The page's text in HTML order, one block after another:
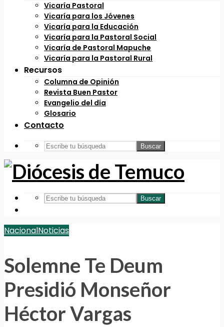
Vicaría Pastoral
Vicaría para los Jóvenes
Vicaría para la Educación
Vicaría para la Pastoral Social
Vicaría de Pastoral Mapuche
Vicaría para la Pastoral Rural
Recursos
Columna de Opinión
Revista Buen Pastor
Evangelio del día
Glosario
Contacto
Buscar
Buscar
NacionalNoticias
Solemne Te Deum
Presidió Monseñor
Héctor Vargas